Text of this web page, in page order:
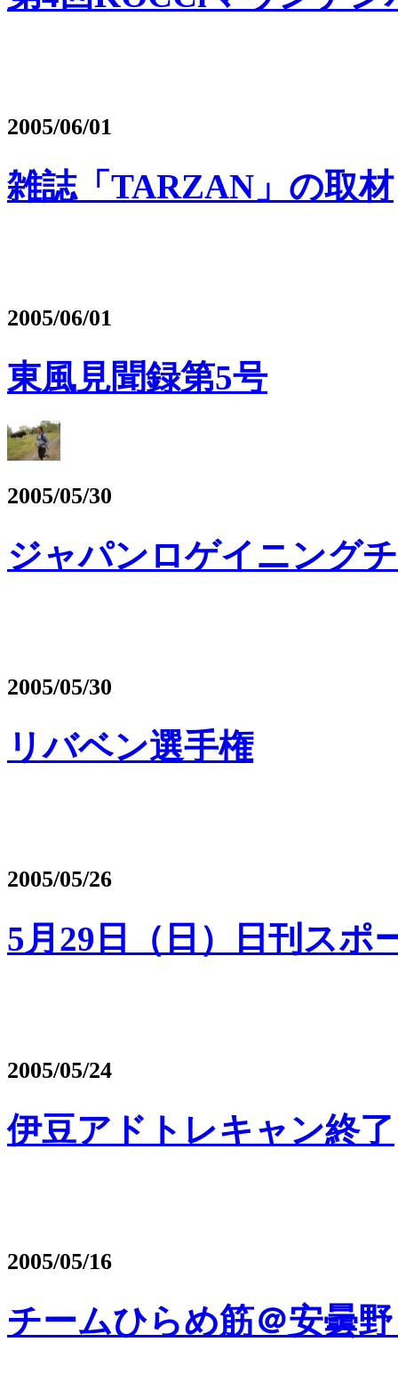
2005/06/01
雑誌「TARZAN」の取材
2005/06/01
東風見聞録第5号
2005/05/30
ジャパンロゲイニング
2005/05/30
リバベン選手権
2005/05/26
5月29日（日）日刊スポ
2005/05/24
伊豆アドトレキャン終了
2005/05/16
チームひらめ筋＠安曇